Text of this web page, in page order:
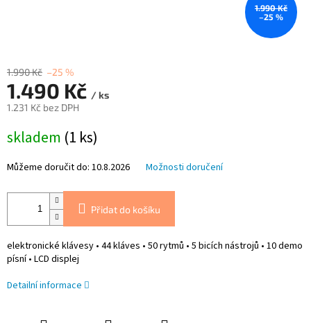
1.990 Kč
–25 %
1.990 Kč –25 %
1.490 Kč / ks
1.231 Kč bez DPH
cena:
skladem (1 ks)
Můžeme doručit do: 10.8.2026 Možnosti doručení
Přidat do košíku
elektronické klávesy • 44 kláves • 50 rytmů • 5 bicích nástrojů • 10 demo
písní • LCD displej
Detailní informace